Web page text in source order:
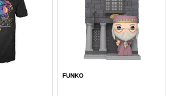
FUNKO